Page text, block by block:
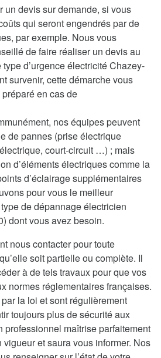
un devis sur demande, si vous
qui seront engendrés par de
par exemple. Nous vous
de faire réaliser un devis au
d’urgence électricité Chazey-
survenir, cette démarche vous
préparé en cas de
nos équipes peuvent
de pannes (prise électrique
court-circuit …) ; mais
d’éléments électriques comme la
d’éclairage supplémentaires
pour vous le meilleur
de dépannage électricien
dont vous avez besoin.
nous contacter pour toute
soit partielle ou complète. Il
à de tels travaux pour que vos
normes réglementaires françaises.
la loi et sont régulièrement
toujours plus de sécurité aux
professionnel maîtrise parfaitement
et saura vous informer. Nos